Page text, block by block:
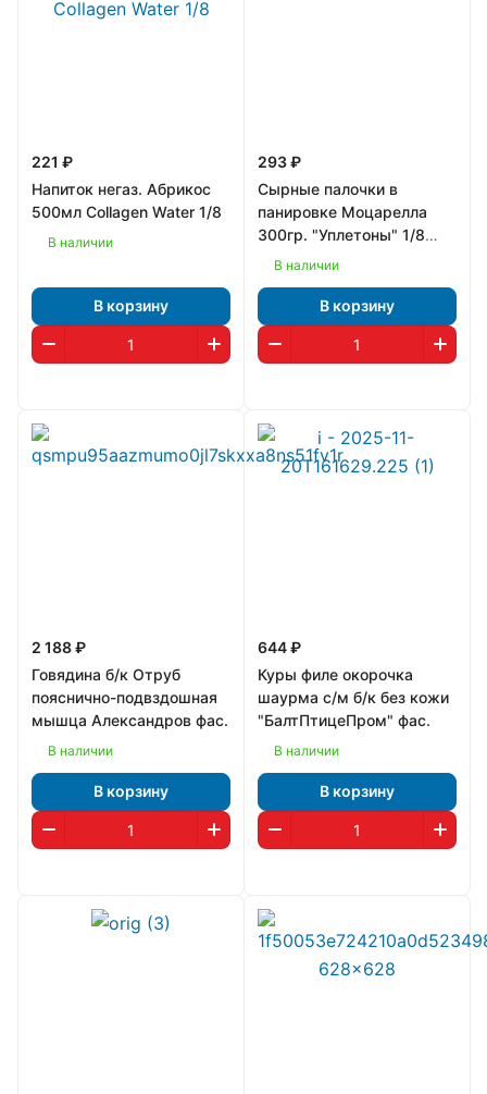
221 ₽
Напиток негаз. Абрикос
500мл Collagen Water 1/8
В наличии
В корзину
293 ₽
Сырные палочки в
панировке Моцарелла
300гр. "Уплетоны" 1/8
(1258)
В наличии
В корзину
2 188 ₽
Говядина б/к Отруб
пояснично-подвздошная
мышца Александров фас.
В наличии
В корзину
644 ₽
Куры филе окорочка
шаурма с/м б/к без кожи
"БалтПтицеПром" фас.
В наличии
В корзину